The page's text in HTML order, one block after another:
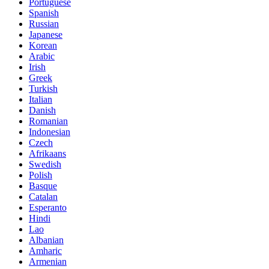
Portuguese
Spanish
Russian
Japanese
Korean
Arabic
Irish
Greek
Turkish
Italian
Danish
Romanian
Indonesian
Czech
Afrikaans
Swedish
Polish
Basque
Catalan
Esperanto
Hindi
Lao
Albanian
Amharic
Armenian